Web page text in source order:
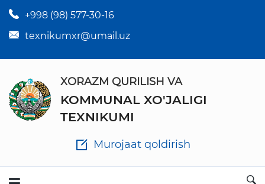
+998 (98) 577-30-16
texnikumxr@umail.uz
XORAZM QURILISH VA
KOMMUNAL XO'JALIGI
TEXNIKUMI
Murojaat qoldirish
Ota-onalarga
Rahbariyat qabul kunlari